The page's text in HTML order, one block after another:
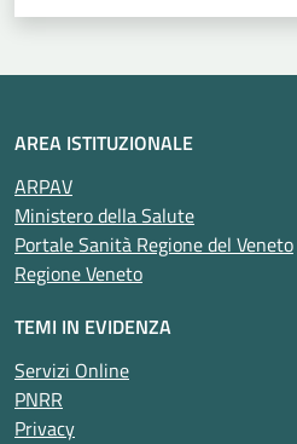
AREA ISTITUZIONALE
ARPAV
Ministero della Salute
Portale Sanità Regione del Veneto
Regione Veneto
TEMI IN EVIDENZA
Servizi Online
PNRR
Privacy